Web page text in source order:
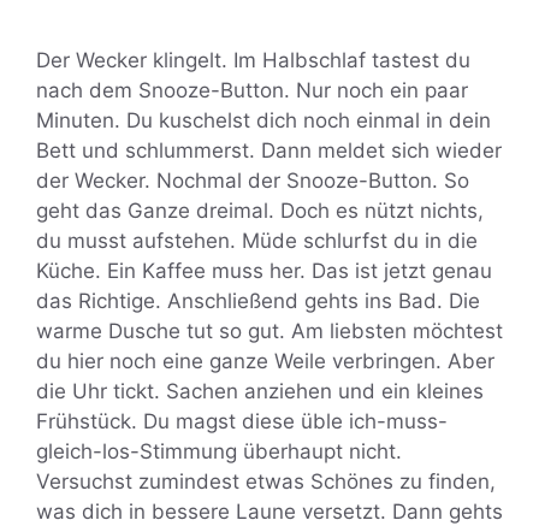
Der Wecker klingelt. Im Halbschlaf tastest du
nach dem Snooze-Button. Nur noch ein paar
Minuten. Du kuschelst dich noch einmal in dein
Bett und schlummerst. Dann meldet sich wieder
der Wecker. Nochmal der Snooze-Button. So
geht das Ganze dreimal. Doch es nützt nichts,
du musst aufstehen. Müde schlurfst du in die
Küche. Ein Kaffee muss her. Das ist jetzt genau
das Richtige. Anschließend gehts ins Bad. Die
warme Dusche tut so gut. Am liebsten möchtest
du hier noch eine ganze Weile verbringen. Aber
die Uhr tickt. Sachen anziehen und ein kleines
Frühstück. Du magst diese üble ich-muss-
gleich-los-Stimmung überhaupt nicht.
Versuchst zumindest etwas Schönes zu finden,
was dich in bessere Laune versetzt. Dann gehts